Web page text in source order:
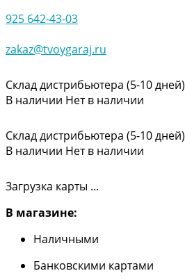
925 642-43-03
zakaz@tvoygaraj.ru
Склад дистрибьютера (5-10 дней)
В наличии Нет в наличии
Склад дистрибьютера (5-10 дней)
В наличии Нет в наличии
Загрузка карты ...
В магазине:
Наличными
Банковскими картами